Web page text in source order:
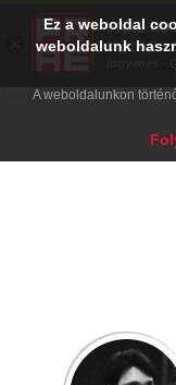
Ez a weboldal
weboldalunk
A weboldalunkon
PRAE.HU
Digital
Ingyenes -